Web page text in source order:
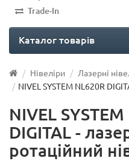
Trade-In
Каталог товарів
Нівеліри
Лазерні
NIVEL SYSTEM NL620R
NIVEL
DIGITAL -
ротаційний